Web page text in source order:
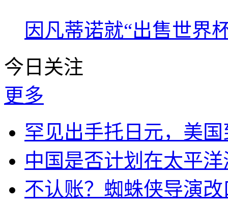
因凡蒂诺就“出售世界
今日关注
更多
罕见出手托日元，美
中国是否计划在太平
不认账？蜘蛛侠导演